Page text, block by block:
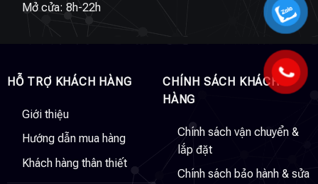
Mở cửa: 8h-22h
HỖ TRỢ KHÁCH HÀNG
Giới thiệu
Hướng dẫn mua hàng
Khách hàng thân thiết
CHÍNH SÁCH KHÁCH
HÀNG
Chính sách vận chuyển &
lắp đặt
Chính sách bảo hành & sửa